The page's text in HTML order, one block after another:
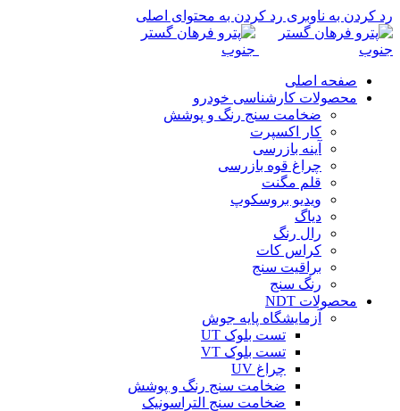
رد کردن به ناوبری رد کردن به محتوای اصلی
صفحه اصلی
محصولات کارشناسی خودرو
ضخامت سنج رنگ و پوشش
کار اکسپرت
آینه بازرسی
چراغ قوه بازرسی
قلم مگنت
ویدیو بروسکوپ
دیاگ
رال رنگ
کراس کات
براقیت سنج
رنگ سنج
محصولات NDT
آزمایشگاه پایه جوش
تست بلوک UT
تست بلوک VT
چراغ UV
ضخامت سنج رنگ و پوشش
ضخامت سنج التراسونیک